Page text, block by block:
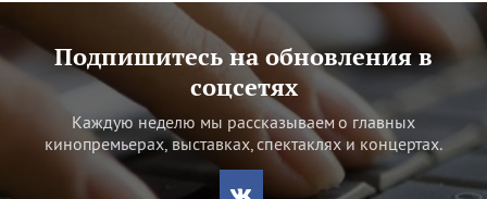
Подпишитесь на обновления в
соцсетях
Каждую неделю мы рассказываем о главных
кинопремьерах, выставках, спектаклях и концертах.